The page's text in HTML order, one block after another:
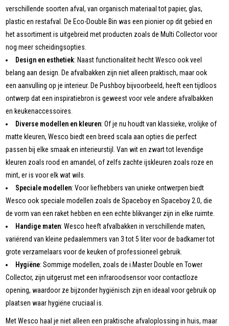
verschillende soorten afval, van organisch materiaal tot papier, glas,
plastic en restafval. De Eco-Double Bin was een pionier op dit gebied en
het assortiment is uitgebreid met producten zoals de Multi Collector voor
nog meer scheidingsopties.
Design en esthetiek: Naast functionaliteit hecht Wesco ook veel
belang aan design. De afvalbakken zijn niet alleen praktisch, maar ook
een aanvulling op je interieur. De Pushboy bijvoorbeeld, heeft een tijdloos
ontwerp dat een inspiratiebron is geweest voor vele andere afvalbakken
en keukenaccessoires.
Diverse modellen en kleuren: Of je nu houdt van klassieke, vrolijke of
matte kleuren, Wesco biedt een breed scala aan opties die perfect
passen bij elke smaak en interieurstijl. Van wit en zwart tot levendige
kleuren zoals rood en amandel, of zelfs zachte ijskleuren zoals roze en
mint, er is voor elk wat wils.
Speciale modellen: Voor liefhebbers van unieke ontwerpen biedt
Wesco ook speciale modellen zoals de Spaceboy en Spaceboy 2.0, die
de vorm van een raket hebben en een echte blikvanger zijn in elke ruimte.
Handige maten: Wesco heeft afvalbakken in verschillende maten,
variërend van kleine pedaalemmers van 3 tot 5 liter voor de badkamer tot
grote verzamelaars voor de keuken of professioneel gebruik.
Hygiëne: Sommige modellen, zoals de i.Master Double en Tower
Collector, zijn uitgerust met een infraroodsensor voor contactloze
opening, waardoor ze bijzonder hygiënisch zijn en ideaal voor gebruik op
plaatsen waar hygiëne cruciaal is.
Met Wesco haal je niet alleen een praktische afvaloplossing in huis, maar